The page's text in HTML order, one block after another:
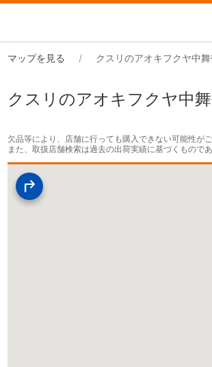
マップを見る クスリのアオキフクヤ中
クスリのアオキフクヤ中
欠品等により、店舗に行っても購入できない可能性が
また、取扱店舗検索は過去の出荷実績に基づくもので